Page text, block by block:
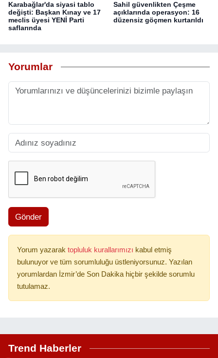
Karabağlar'da siyasi tablo
değişti: Başkan Kınay ve 17
meclis üyesi YENİ Parti
saflarında
Sahil güvenlikten Çeşme
açıklarında operasyon: 16
düzensiz göçmen kurtarıldı
Yorumlar
Gönder
Yorum yazarak topluluk kurallarımızı kabul etmiş
bulunuyor ve tüm sorumluluğu üstleniyorsunuz. Yazılan
yorumlardan İzmir’de Son Dakika hiçbir şekilde sorumlu
tutulamaz.
Trend Haberler